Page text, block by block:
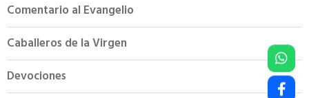
Comentario al Evangelio
Caballeros de la Virgen
Devociones